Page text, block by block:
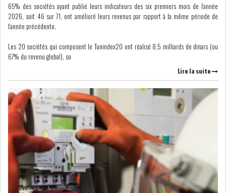
OFFICEPLAST CHERCHE DEUX
RSS
COTATION ET ANALYSES
FICHES SOCIÉTÉS
COURS DU JOUR
65% des sociétés ayant publié leurs indicateurs des six premiers mois de l’année
2026, soit 46 sur 71, ont amélioré leurs revenus par rapport à la même période de
l’année précédente.
Les 20 sociétés qui composent le Tunindex20 ont réalisé 8,5 milliards de dinars (ou
67% du revenu global), so
Lire la suite